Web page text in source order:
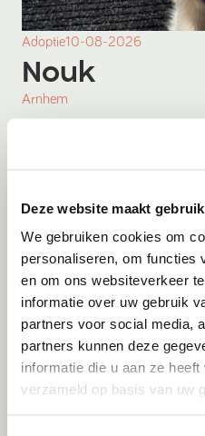
Deze website maakt
We gebruiken cookies om
personaliseren, om functies
en om ons websiteverkeer
informatie over uw gebruik
partners voor social media,
partners kunnen deze
informatie die u aan ze
verzameld op basis van uw
Adoptie10-08-2026
Nouk
Arnhem